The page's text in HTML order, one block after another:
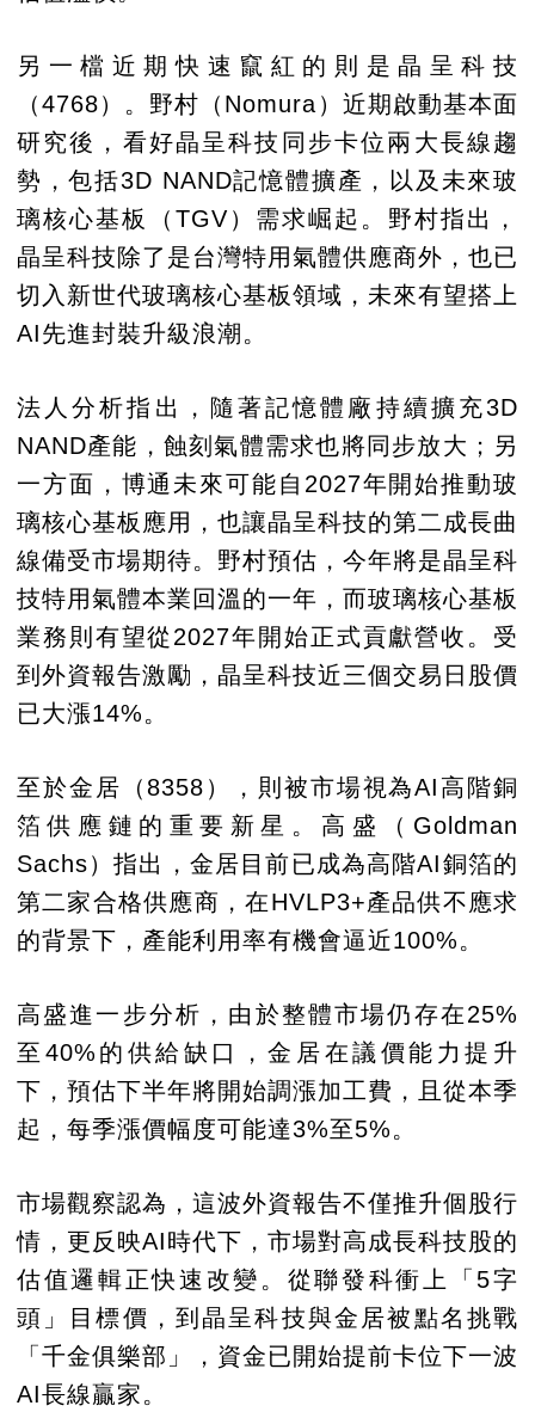
另一檔近期快速竄紅的則是晶呈科技
（4768）。野村（Nomura）近期啟動基本面
研究後，看好晶呈科技同步卡位兩大長線趨
勢，包括3D NAND記憶體擴產，以及未來玻
璃核心基板（TGV）需求崛起。野村指出，
晶呈科技除了是台灣特用氣體供應商外，也已
切入新世代玻璃核心基板領域，未來有望搭上
AI先進封裝升級浪潮。
法人分析指出，隨著記憶體廠持續擴充3D
NAND產能，蝕刻氣體需求也將同步放大；另
一方面，博通未來可能自2027年開始推動玻
璃核心基板應用，也讓晶呈科技的第二成長曲
線備受市場期待。野村預估，今年將是晶呈科
技特用氣體本業回溫的一年，而玻璃核心基板
業務則有望從2027年開始正式貢獻營收。受
到外資報告激勵，晶呈科技近三個交易日股價
已大漲14%。
至於金居（8358），則被市場視為AI高階銅
箔供應鏈的重要新星。高盛（Goldman
Sachs）指出，金居目前已成為高階AI銅箔的
第二家合格供應商，在HVLP3+產品供不應求
的背景下，產能利用率有機會逼近100%。
高盛進一步分析，由於整體市場仍存在25%
至40%的供給缺口，金居在議價能力提升
下，預估下半年將開始調漲加工費，且從本季
起，每季漲價幅度可能達3%至5%。
市場觀察認為，這波外資報告不僅推升個股行
情，更反映AI時代下，市場對高成長科技股的
估值邏輯正快速改變。從聯發科衝上「5字
頭」目標價，到晶呈科技與金居被點名挑戰
「千金俱樂部」，資金已開始提前卡位下一波
AI長線贏家。